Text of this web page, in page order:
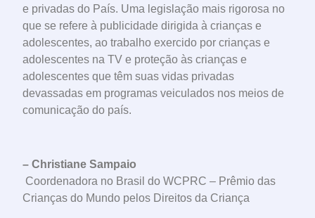
e privadas do País. Uma legislação mais rigorosa no
que se refere à publicidade dirigida à crianças e
adolescentes, ao trabalho exercido por crianças e
adolescentes na TV e proteção às crianças e
adolescentes que têm suas vidas privadas
devassadas em programas veiculados nos meios de
comunicação do país.
– Christiane Sampaio
Coordenadora no Brasil do WCPRC – Prêmio das
Crianças do Mundo pelos Direitos da Criança